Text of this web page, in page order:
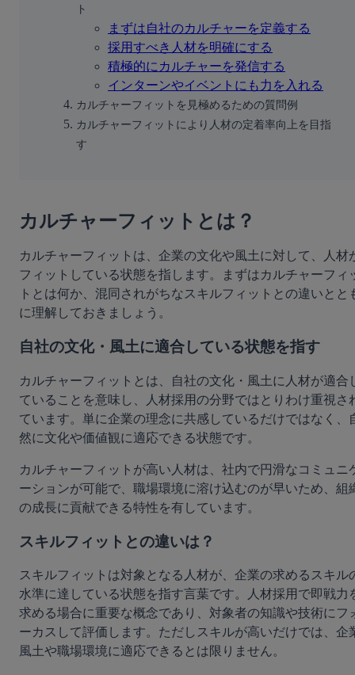
ト
まずは自社のカルチャーを定義する
採用すべき人材を明確にする
積極的にカルチャーを発信する
インターンやイベントにも力を入れる
カルチャーフィットを見極めるための質問例
カルチャーフィットにより人材の定着率向上を目指
す
カルチャーフィットとは？
カルチャーフィットは、企業の文化や風土に対して、人材
フィットしている状態を指します。まずはカルチャーフィ
トとは何か、混同されがちなスキルフィットとの違いとと
に理解しておきましょう。
自社の文化・風土に適合している状態を指す
カルチャーフィットとは、自社の文化・風土に人材が適合
ていることを意味し、人材採用の分野ではとりわけ重視さ
ています。単に企業の理念に共感しているだけではなく、
然に文化や価値観に適応できる状態です。
カルチャーフィットが高い人材は、社内で円滑なコミュニ
ーションが可能で、職場環境に溶け込むのが早いため、組
の成長に貢献できる特性を有しています。
スキルフィットとの違いは？
スキルフィットは対象となる人材が、企業の求めるスキル
水準に達している状態を指す言葉です。人材採用で即戦力
求める場合に重要な概念であり、対象者の知識や技術にフ
ーカスして評価します。ただしスキルが高いだけでは、企
風土や職場環境に適応できるとは限りません。